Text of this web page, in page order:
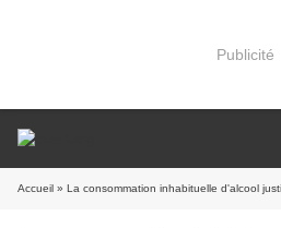
Publicité
Accueil » La consommation inhabituelle d'alcool